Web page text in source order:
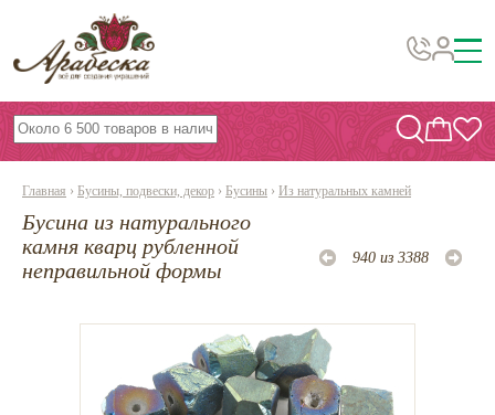
Бусины, подвески, декор
Бисер
Фурнитура
Проволока
Инструменты и материалы
Эпоксидная смола
Шнуры, ленты, нитки
Главная › Бусины, подвески, декор › Бусины › Из натуральных камней
Бусина из натурального
камня кварц рубленной
неправильной формы
940 из 3388